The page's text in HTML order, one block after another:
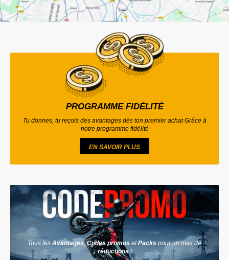
PROGRAMME FIDÉLITÉ
Tu donnes, tu reçois des avantages dès ton premier achat Grâce à
notre programme fidélité
EN SAVOIR PLUS
Tous les Avantages,Codes promos etPacks pour un max de
réductions !